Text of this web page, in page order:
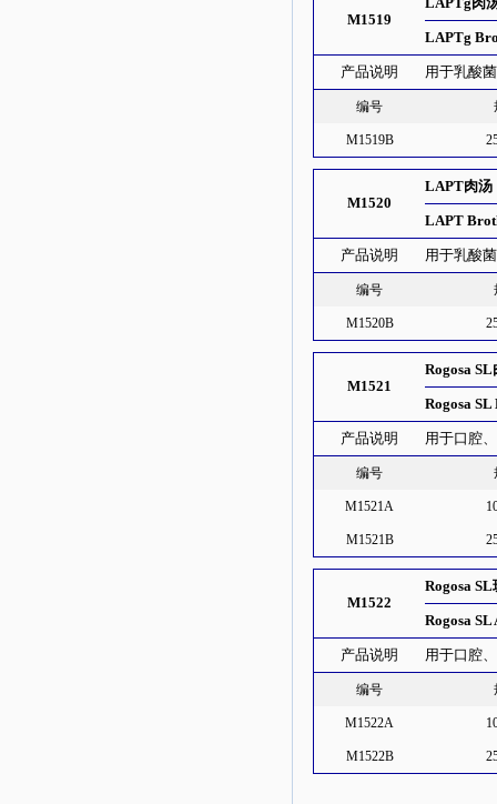
M1519
LAPTg
产品说明 用于乳酸
编号
M1519B
M1520
LAPT肉汤
LAPT
产品说明 用于乳酸
编号
M1520B
M1521
Rogosa SL
Rogosa
产品说明 用于口腔
编号
M1521A
M1521B
M1522
Rogosa SL
Rogosa SL
产品说明 用于口腔
编号
M1522A
M1522B